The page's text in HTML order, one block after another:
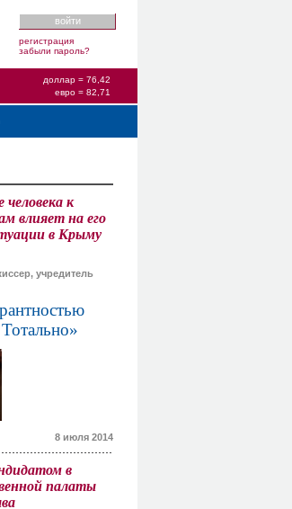
регистрация
забыли пароль?
доллар = 76,42
евро = 82,71
к
влияет на его
в Крыму
учредитель
8 июля 2014
в
палаты